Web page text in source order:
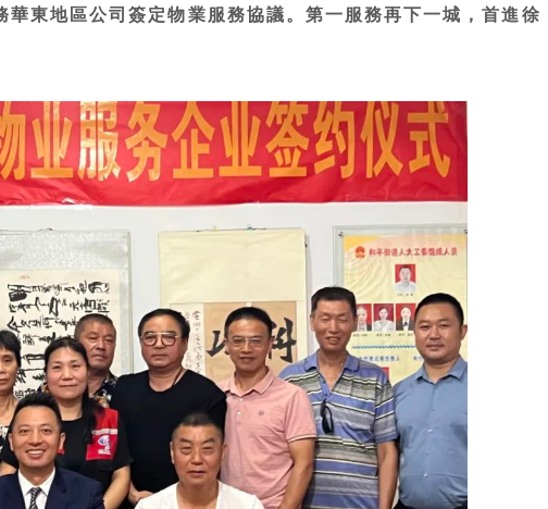
東地區公司簽定物業服務協議。第一服務再下一城，首進徐